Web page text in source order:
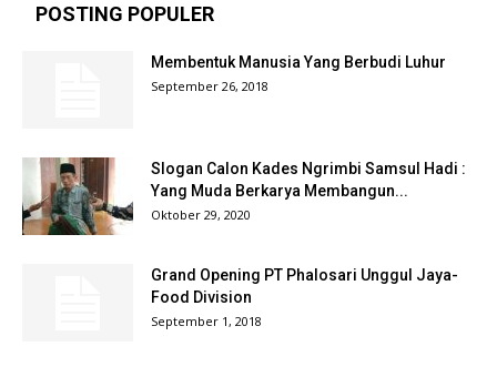
POSTING POPULER
Membentuk Manusia Yang Berbudi Luhur
September 26, 2018
Slogan Calon Kades Ngrimbi Samsul Hadi :
Yang Muda Berkarya Membangun...
Oktober 29, 2020
Grand Opening PT Phalosari Unggul Jaya-
Food Division
September 1, 2018